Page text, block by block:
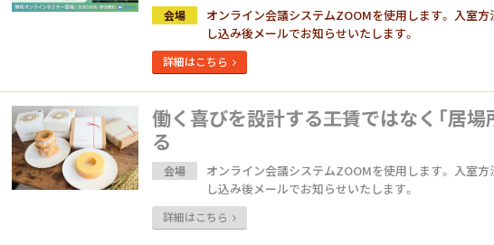
会場
オンライン会議システムZOOMを使用します。 入室方
し込み後メールでお知らせいたします。
詳細はこちら
働く喜びを設計する――工賃ではなく「居場
る
会場
オンライン会議システムZOOMを使用します。 入室方
し込み後メールでお知らせいたします。
詳細はこちら